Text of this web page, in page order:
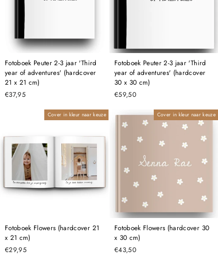
Fotoboek Peuter 2-3 jaar 'Third
year of adventures' (hardcover
21 x 21 cm)
€37,95
Fotoboek Peuter 2-3 jaar 'Third
year of adventures' (hardcover
30 x 30 cm)
€59,50
Cover in kleur naar keuze
Fotoboek Flowers (hardcover 21
x 21 cm)
€29,95
Cover in kleur naar keuze
Fotoboek Flowers (hardcover 30
x 30 cm)
€43,50